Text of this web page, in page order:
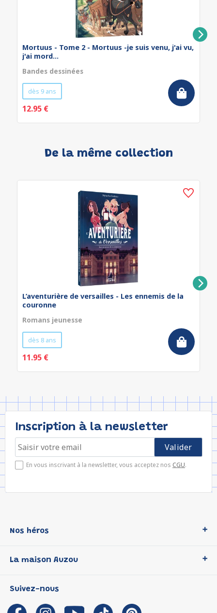
Mortuus - Tome 2 - Mortuus -je suis venu, j'ai vu,
j'ai mord...
Bandes dessinées
dès 9 ans
12.95 €
De la même collection
L’aventurière de versailles - Les ennemis de la
couronne
Romans jeunesse
dès 8 ans
11.95 €
Inscription à la newsletter
En vous inscrivant à la newsletter, vous acceptez nos CGU.
Nos héros
P'tit Loup
Les Influenceuses
Migali
La maison Auzou
Notre histoire
Auzou s'engage
Suivez-nous